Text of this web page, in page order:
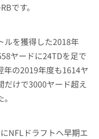
です。
ルを獲得した2018年
ヤードに24TDを足で
年の2019年度も1614ヤ
だけで3000ヤード超え
NFLドラフトへ早期エ